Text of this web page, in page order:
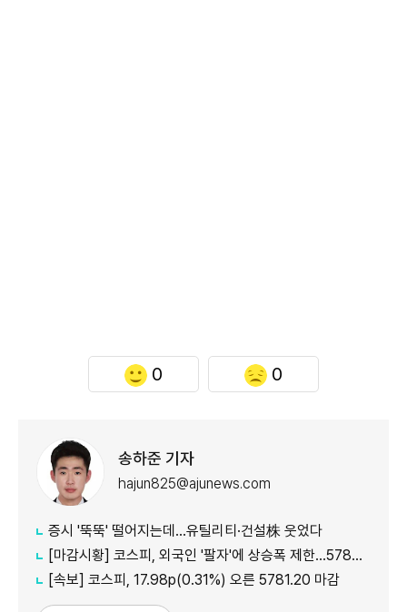
0 0
송하준 기자
hajun825@ajunews.com
증시 '뚝뚝' 떨어지는데…유틸리티·건설株 웃었다
[마감시황] 코스피, 외국인 '팔자'에 상승폭 제한…5780선 마감
[속보] 코스피, 17.98p(0.31%) 오른 5781.20 마감